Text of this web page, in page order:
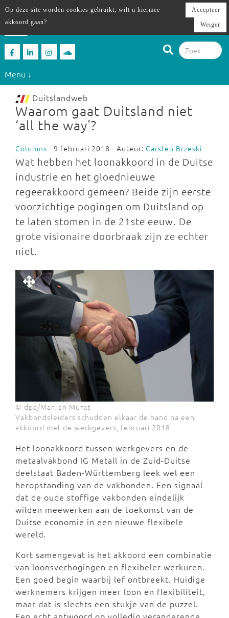
Menu ↓
Duitslandweb
Waarom gaat Duitsland niet
‘all the way'?
Columns - 9 februari 2018 - Auteur: Carsten Brzeski
Wat hebben het loonakkoord in de Duitse
industrie en het gloednieuwe
regeerakkoord gemeen? Beide zijn eerste
voorzichtige pogingen om Duitsland op
te laten stomen in de 21ste eeuw. De
grote visionaire doorbraak zijn ze echter
niet.
© dpa/Marijan Murat
Vakbondsleiders schudden elkaar de hand na een
akkoord met de werkgevers, februari 2018
Het loonakkoord tussen werkgevers en de
metaalvakbond IG Metall in de Zuid-Duitse
deelstaat Baden-Württemberg leek wel een
heropstanding van de vakbonden. Een signaal
dat de oude stoffige vakbonden eindelijk
wilden meewerken aan de toekomst van de
Duitse economie in een nieuwe flexibele
wereld.
Kort samengevat is het akkoord een combinatie
van loonsverhogingen en flexibeler werkuren.
Een goed begin waarbij lef ontbreekt. Huidige
werknemers krijgen meer loon en flexibiliteit,
maar dat is slechts een stukje van de puzzel.
Op deze site worden cookies gebruikt, wilt u hiermee
akkoord gaan?
Accepteer
Weiger